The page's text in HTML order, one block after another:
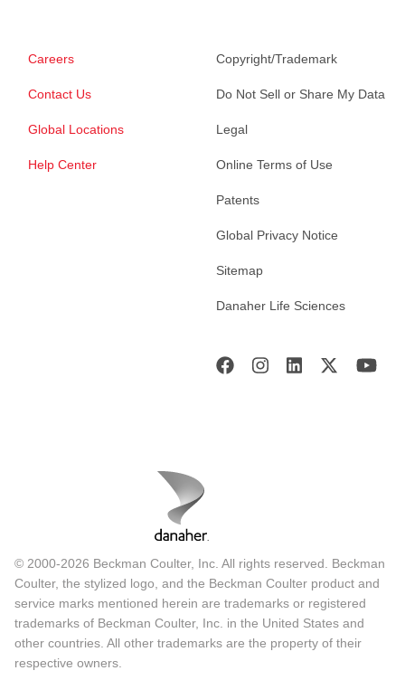
Careers
Contact Us
Global Locations
Help Center
Copyright/Trademark
Do Not Sell or Share My Data
Legal
Online Terms of Use
Patents
Global Privacy Notice
Sitemap
Danaher Life Sciences
© 2000-2026 Beckman Coulter, Inc. All rights reserved. Beckman
Coulter, the stylized logo, and the Beckman Coulter product and
service marks mentioned herein are trademarks or registered
trademarks of Beckman Coulter, Inc. in the United States and
other countries. All other trademarks are the property of their
respective owners.